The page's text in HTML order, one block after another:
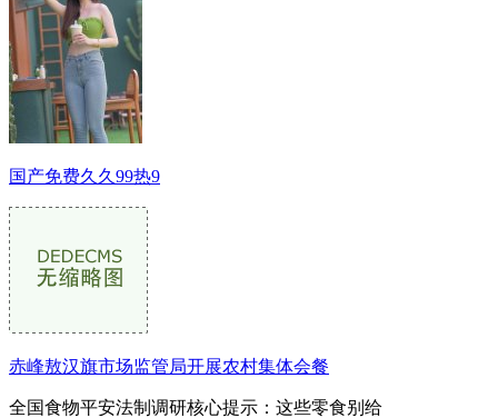
国产免费久久99热9
赤峰敖汉旗市场监管局开展农村集体会餐
全国食物平安法制调研核心提示：这些零食别给